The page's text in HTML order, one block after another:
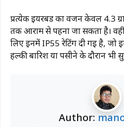
प्रत्येक ईयरबड का वजन केवल 4.3
तक आराम से पहना जा सकता है।
लिए इनमें IP55 रेटिंग दी गई है, जो
हल्की बारिश या पसीने के दौरान भी
Author: